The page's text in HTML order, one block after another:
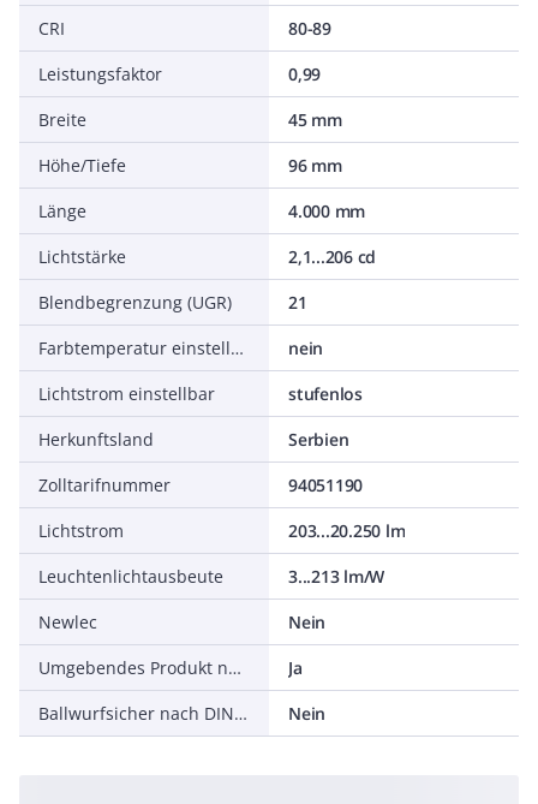
CRI
80-89
Leistungsfaktor
0,99
Breite
45 mm
Höhe/Tiefe
96 mm
Länge
4.000 mm
Lichtstärke
2,1...206 cd
Blendbegrenzung (UGR)
21
Farbtemperatur einstellbar
nein
Lichtstrom einstellbar
stufenlos
Herkunftsland
Serbien
Zolltarifnummer
94051190
Lichtstrom
203...20.250 lm
Leuchtenlichtausbeute
3...213 lm/W
Newlec
Nein
Umgebendes Produkt nach 2019/2020/EU
Ja
Ballwurfsicher nach DIN 18032-3
Nein